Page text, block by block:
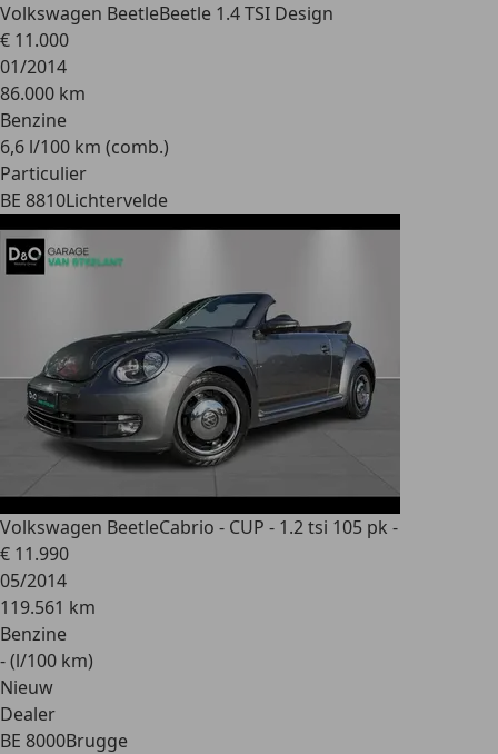
Volkswagen BeetleBeetle 1.4 TSI Design
€ 11.000
01/2014
86.000 km
Benzine
6,6 l/100 km (comb.)
Particulier
BE 8810Lichtervelde
Volkswagen BeetleCabrio - CUP - 1.2 tsi 105 pk -
€ 11.990
05/2014
119.561 km
Benzine
- (l/100 km)
Nieuw
Dealer
BE 8000Brugge